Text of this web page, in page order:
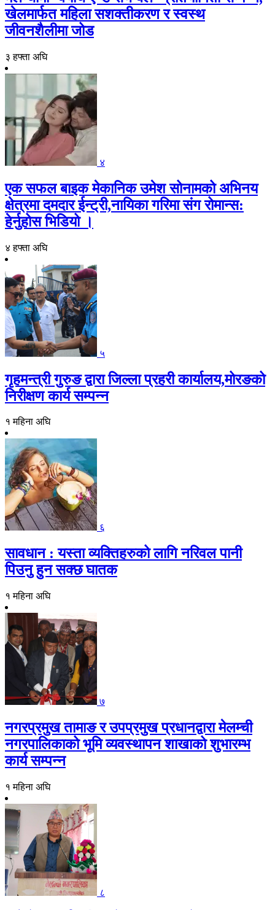
खेलमार्फत महिला सशक्तीकरण र स्वस्थ
जीवनशैलीमा जोड
३ हफ्ता अघि
४
एक सफल बाइक मेकानिक उमेश सोनामको अभिनय
क्षेत्रमा दमदार ईन्ट्री,नायिका गरिमा संग रोमान्स:
हेर्नुहोस भिडियो ।
४ हफ्ता अघि
५
गृहमन्त्री गुरुङ द्वारा जिल्ला प्रहरी कार्यालय,मोरङको
निरीक्षण कार्य सम्पन्न
१ महिना अघि
६
सावधान : यस्ता व्यक्तिहरुको लागि नरिवल पानी
पिउनु हुन सक्छ घातक
१ महिना अघि
७
नगरप्रमुख तामाङ र उपप्रमुख प्रधानद्वारा मेलम्ची
नगरपालिकाको भूमि व्यवस्थापन शाखाको शुभारम्भ
कार्य सम्पन्न
१ महिना अघि
८